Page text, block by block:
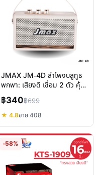
JMAX JM-4D ลำโพงบลูทูธ
พกพา: เสียงดี เชื่อม 2 ตัว คุ้ม
ค่าสำหรับคุณไหม?
฿340฿699
★ 4.8ขาย 408
-58%